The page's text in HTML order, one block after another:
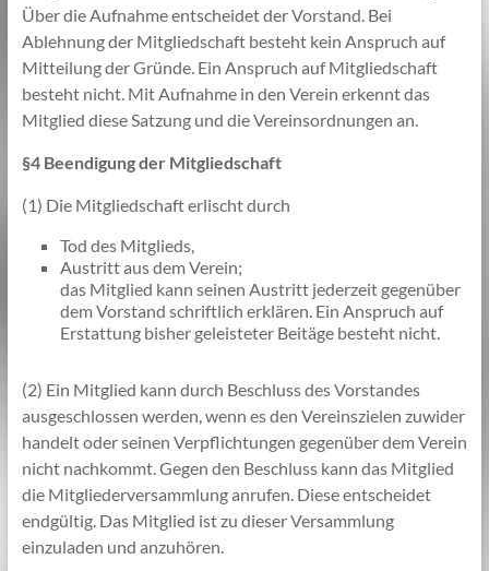
Über die Aufnahme entscheidet der Vorstand. Bei
Ablehnung der Mitgliedschaft besteht kein Anspruch auf
Mitteilung der Gründe. Ein Anspruch auf Mitgliedschaft
besteht nicht. Mit Aufnahme in den Verein erkennt das
Mitglied diese Satzung und die Vereinsordnungen an.
§4 Beendigung der Mitgliedschaft
(1) Die Mitgliedschaft erlischt durch
Tod des Mitglieds,
Austritt aus dem Verein;
das Mitglied kann seinen Austritt jederzeit gegenüber
dem Vorstand schriftlich erklären. Ein Anspruch auf
Erstattung bisher geleisteter Beitäge besteht nicht.
(2) Ein Mitglied kann durch Beschluss des Vorstandes
ausgeschlossen werden, wenn es den Vereinszielen zuwider
handelt oder seinen Verpflichtungen gegenüber dem Verein
nicht nachkommt. Gegen den Beschluss kann das Mitglied
die Mitgliederversammlung anrufen. Diese entscheidet
endgültig. Das Mitglied ist zu dieser Versammlung
einzuladen und anzuhören.